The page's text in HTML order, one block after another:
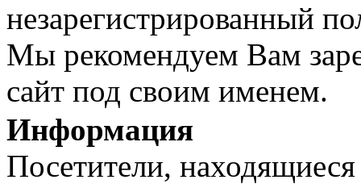
незарегистрированный
Мы рекомендуем Вам
сайт под своим именем.
Информация
Посетители,